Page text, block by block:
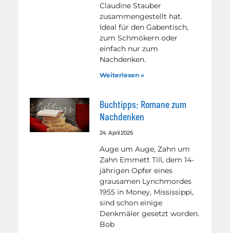
Claudine Stauber
zusammengestellt hat.
Ideal für den Gabentisch,
zum Schmökern oder
einfach nur zum
Nachdenken.
Weiterlesen »
Buchtipps: Romane zum
Nachdenken
24. April 2025
Auge um Auge, Zahn um
Zahn Emmett Till, dem 14-
jährigen Opfer eines
grausamen Lynchmordes
1955 in Money, Mississippi,
sind schon einige
Denkmäler gesetzt worden.
Bob